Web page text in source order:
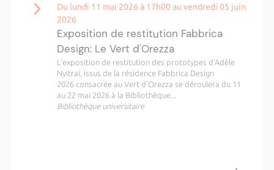
Du lundi 11 mai 2026 à 17h00 au vendredi 05 juin
2026
Exposition de restitution Fabbrica
Design: Le Vert d'Orezza
L’exposition de restitution des prototypes d'Adèle
Nyitraï, issus de la résidence Fabbrica Design
2026 consacrée au Vert d'Orezza se déroulera du 11
au 22 mai 2026 à la Bibliothèque...
Bibliothèque universitaire